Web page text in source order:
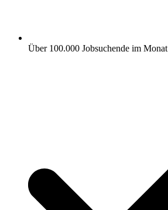
Über 100.000 Jobsuchende im Monat